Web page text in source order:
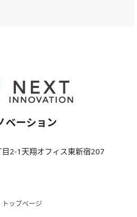
ベーション
2-1天翔オフィス東新宿207
トップページ